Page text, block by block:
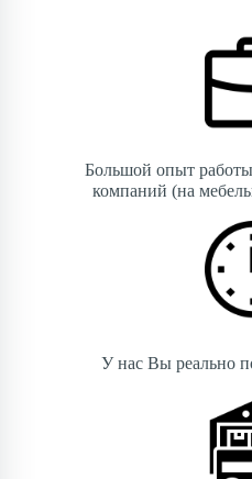
Большой опыт
компаний (на
У нас Вы реально